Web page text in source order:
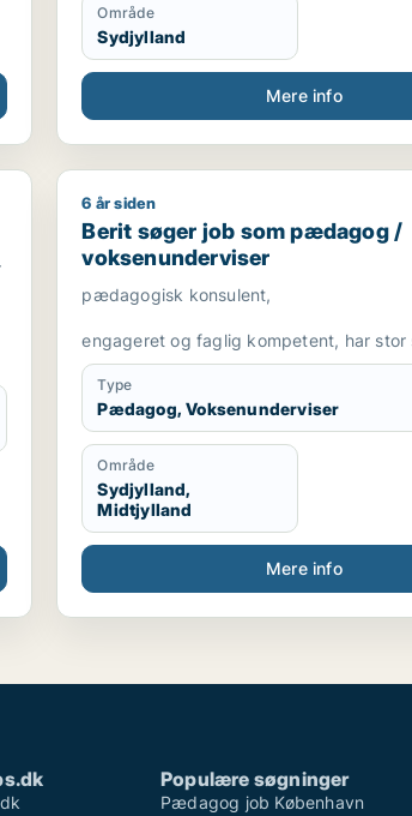
Område
Sydjylland
Mere info
Berit søger job som pædagog /
6 år siden
Berit søger job som pædagog /
voksenunderviser
pædagogisk konsulent,
engageret og faglig kompetent, har stor
og er fleksibel
Type
Pædagog, Voksenunderviser
Område
Sydjylland,
Midtjylland
Mere info
Populære søgninger
Pædagog job København